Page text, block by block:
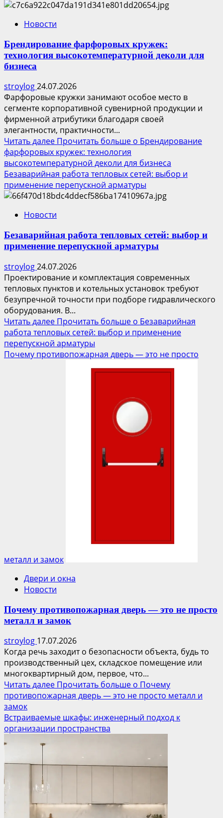
Новости
Брендирование фарфоровых кружек:
технология высокотемпературной деколи для
бизнеса
stroylog24.07.2026
Фарфоровые кружки занимают особое место в
сегменте корпоративной сувенирной продукции и
фирменной атрибутики благодаря своей
элегантности, практичности...
Читать далее Прочитать больше о Брендирование
фарфоровых кружек: технология
высокотемпературной деколи для бизнеса
Безаварийная работа тепловых сетей: выбор и
применение перепускной арматуры
Новости
Безаварийная работа тепловых сетей: выбор и
применение перепускной арматуры
stroylog24.07.2026
Проектирование и комплектация современных
тепловых пунктов и котельных установок требуют
безупречной точности при подборе гидравлического
оборудования. В...
Читать далее Прочитать больше о Безаварийная
работа тепловых сетей: выбор и применение
перепускной арматуры
Почему противопожарная дверь — это не просто
металл и замок
Двери и окна
Новости
Почему противопожарная дверь — это не просто
металл и замок
stroylog 17.07.2026
Когда речь заходит о безопасности объекта, будь то
производственный цех, складское помещение или
многоквартирный дом, первое, что...
Читать далее Прочитать больше о Почему
противопожарная дверь — это не просто металл и
замок
Встраиваемые шкафы: инженерный подход к
организации пространства